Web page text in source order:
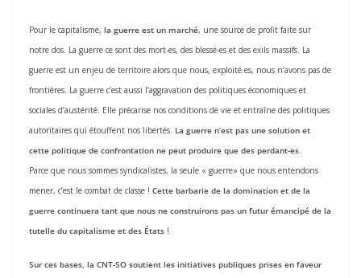
Pour le capitalisme, la guerre est un marché, une source de profit faite sur
notre dos. La guerre ce sont des mort-es, des blessé-es et des exils massifs. La
guerre est un enjeu de territoire alors que nous, exploité.es, nous n’avons pas de
frontières. La guerre c’est aussi l’aggravation des politiques économiques et
sociales d’austérité. Elle précarise nos conditions de vie et entraîne des politiques
autoritaires qui étouffent nos libertés. La guerre n’est pas une solution et
cette politique de confrontation ne peut produire que des perdant-es.
Parce que nous sommes syndicalistes, la seule « guerre» que nous entendons
mener, c’est le combat de classe ! Cette barbarie de la domination et de la
guerre continuera tant que nous ne construirons pas un futur émancipé de la
tutelle du capitalisme et des États !
Sur ces bases, la CNT-SO soutient les initiatives publiques prises en faveur